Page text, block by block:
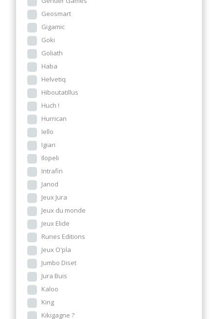
Geosmart
Gigamic
Goki
Goliath
Haba
Helvetiq
Hiboutatillus
Huch !
Hurrican
Iello
Igiari
Ilopeli
Intrafin
Janod
Jeux Jura
Jeux du monde
Jeux Elide
Runes Editions
Jeux O'pla
Jumbo Diset
Jura Buis
Kaloo
King
Kikigagne ?